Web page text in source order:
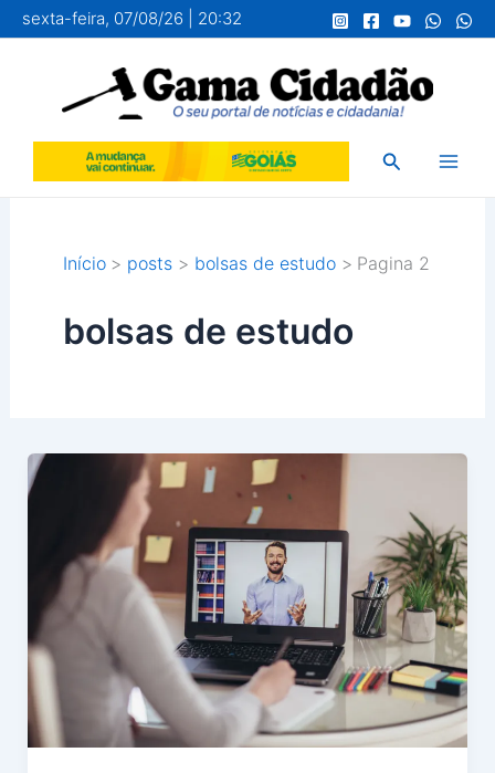
para
conteúdo
sexta-feira, 07/08/26 | 20:32
Pesquisar
Início posts bolsas de estudo Pagina 2
bolsas de estudo